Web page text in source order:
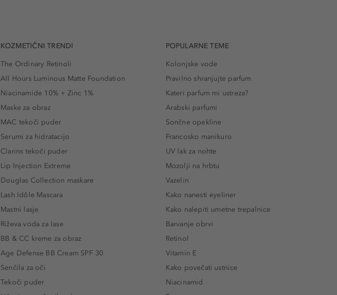
KOZMETIČNI TRENDI
The Ordinary Retinoli
All Hours Luminous Matte Foundation
Niacinamide 10% + Zinc 1%
Maske za obraz
MAC tekoči puder
Serumi za hidratacijo
Clarins tekoči puder
Lip Injection Extreme
Douglas Collection maskare
Lash Idôle Mascara
Mastni lasje
Riževa voda za lase
BB & CC kreme za obraz
Age Defense BB Cream SPF 30
Senčila za oči
Tekoči puder
POPULARNE TEME
Kolonjske vode
Pravilno shranjujte parfum
Kateri parfum mi ustreza?
Arabski parfumi
Sončne opekline
Francosko manikuro
UV lak za nohte
Mozolji na hrbtu
Vazelin
Kako nanesti eyeliner
Kako nalepiti umetne trepalnice
Barvanje obrvi
Retinol
Vitamin E
Kako povečati ustnice
Niacinamid